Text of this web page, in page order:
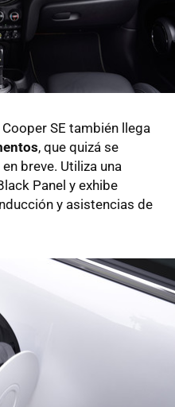
SE también llega
, que quizá se
breve. Utiliza una
Panel y exhibe
y asistencias de